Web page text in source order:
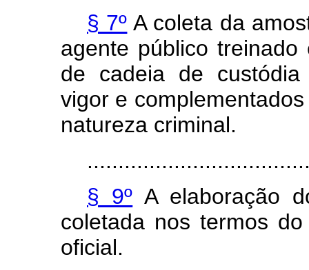
§ 7º A coleta da
agente público
de cadeia de
vigor e
natureza criminal.
§ 9º A elaboração
coletada nos termos
oficial.